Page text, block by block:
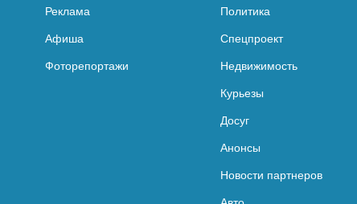
Реклама
Афиша
Фоторепортажи
Политика
Спецпроект
Недвижимость
Курьезы
Досуг
Анонсы
Новости партнеров